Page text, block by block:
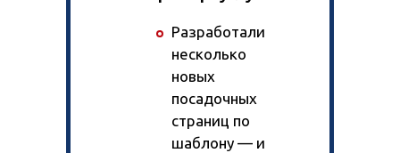
Разработали
несколько
новых
посадочных
страниц по
шаблону — и